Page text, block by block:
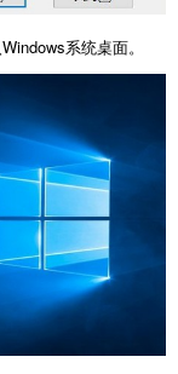
Windows系统桌面。